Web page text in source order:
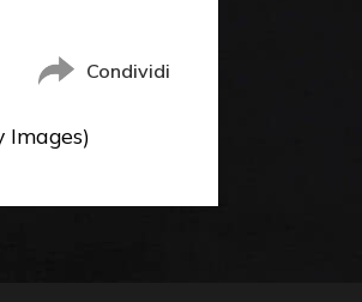
Condividi
Images)